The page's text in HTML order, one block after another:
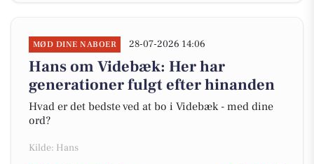
MØD DINE NABOER 28-07-2026 14:06
Hans om Videbæk: Her har
generationer fulgt efter hinanden
Hvad er det bedste ved at bo i Videbæk - med dine
ord?
Kilde: Hans